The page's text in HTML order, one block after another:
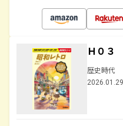
Ｈ０３
歴史時代